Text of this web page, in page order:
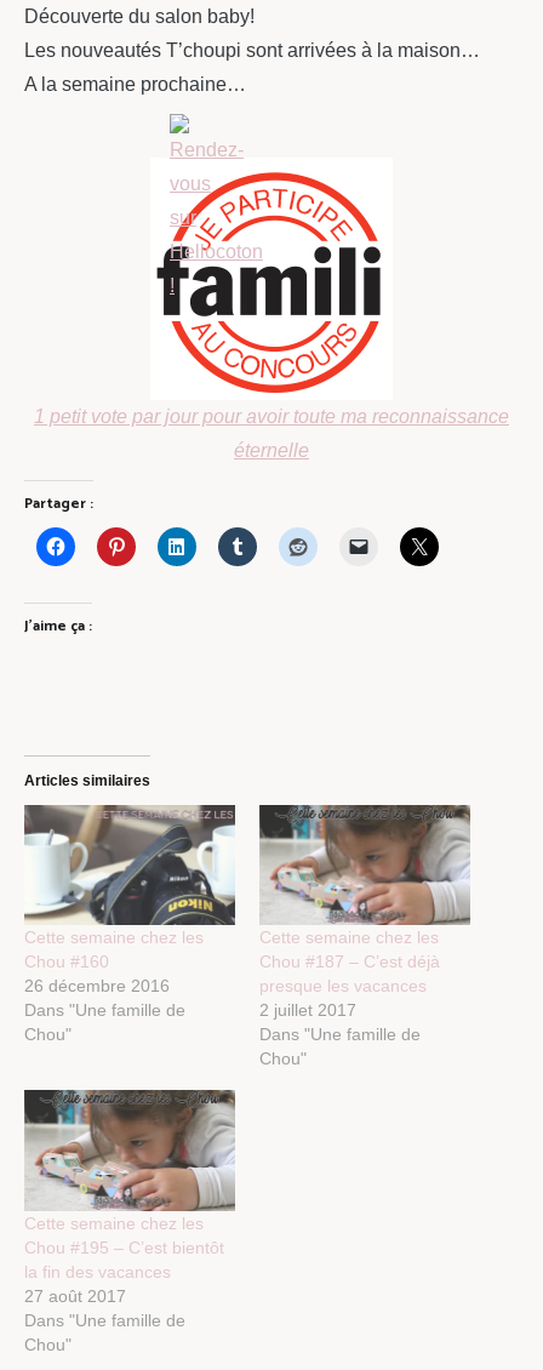
Découverte du salon baby!
Les nouveautés T’choupi sont arrivées à la maison…
A la semaine prochaine…
1 petit vote par jour pour avoir toute ma reconnaissance
éternelle
Partager :
J’aime ça :
Articles similaires
Cette semaine chez les
Chou #160
26 décembre 2016
Dans "Une famille de
Chou"
Cette semaine chez les
Chou #187 – C’est déjà
presque les vacances
2 juillet 2017
Dans "Une famille de
Chou"
Cette semaine chez les
Chou #195 – C’est bientôt
la fin des vacances
27 août 2017
Dans "Une famille de
Chou"